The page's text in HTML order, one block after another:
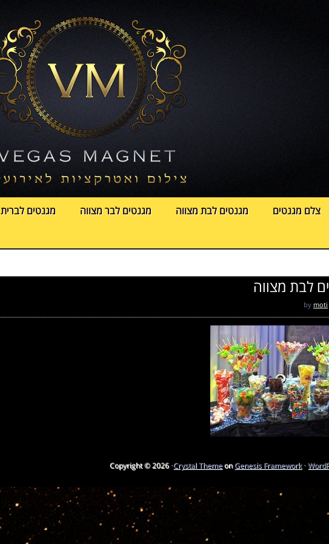
צלם מגנטים מגנטים לבת מצווה מגנטים לבר מצווה מגנטים לברית
לבת מצווה
moti
Copyright © 2026 ·Crystal ThemeonGenesis Framework·